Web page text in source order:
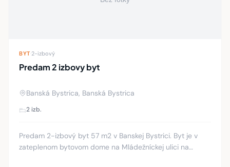
BYT· 2-izbový
Predam 2 izbovy byt
Banská Bystrica, Banská Bystrica
2 izb.
Predam 2-izbový byt 57 m2 v Banskej Bystrici. Byt je v
zateplenom bytovom dome na Mládežníckej ulici na